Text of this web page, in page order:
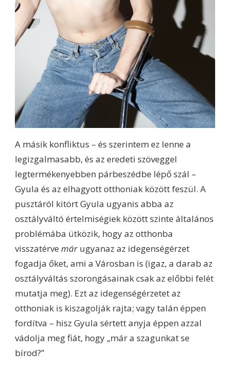
A másik konfliktus – és szerintem ez lenne a
legizgalmasabb, és az eredeti szöveggel
legtermékenyebben párbeszédbe lépő szál –
Gyula és az elhagyott otthoniak között feszül. A
pusztáról kitört Gyula ugyanis abba az
osztályváltó értelmiségiek között szinte általános
problémába ütközik, hogy az otthonba
visszatérve már ugyanaz az idegenségérzet
fogadja őket, ami a Városban is (igaz, a darab az
osztályváltás szorongásainak csak az előbbi felét
mutatja meg). Ezt az idegenségérzetet az
otthoniak is kiszagolják rajta; vagy talán éppen
fordítva – hisz Gyula sértett anyja éppen azzal
vádolja meg fiát, hogy „már a szagunkat se
bírod?”